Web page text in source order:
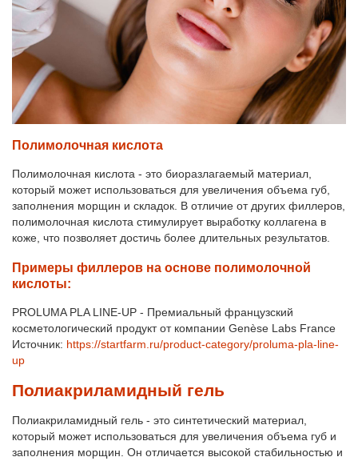
Полимолочная кислота
Полимолочная кислота - это биоразлагаемый материал,
который может использоваться для увеличения объема губ,
заполнения морщин и складок. В отличие от других филлеров,
полимолочная кислота стимулирует выработку коллагена в
коже, что позволяет достичь более длительных результатов.
Примеры филлеров на основе полимолочной
кислоты:
PROLUMA PLA LINE-UP - Премиальный французский
косметологический продукт от компании Genèse Labs France
Источник: https://startfarm.ru/product-category/proluma-pla-line-
up
Полиакриламидный гель
Полиакриламидный гель - это синтетический материал,
который может использоваться для увеличения объема губ и
заполнения морщин. Он отличается высокой стабильностью и